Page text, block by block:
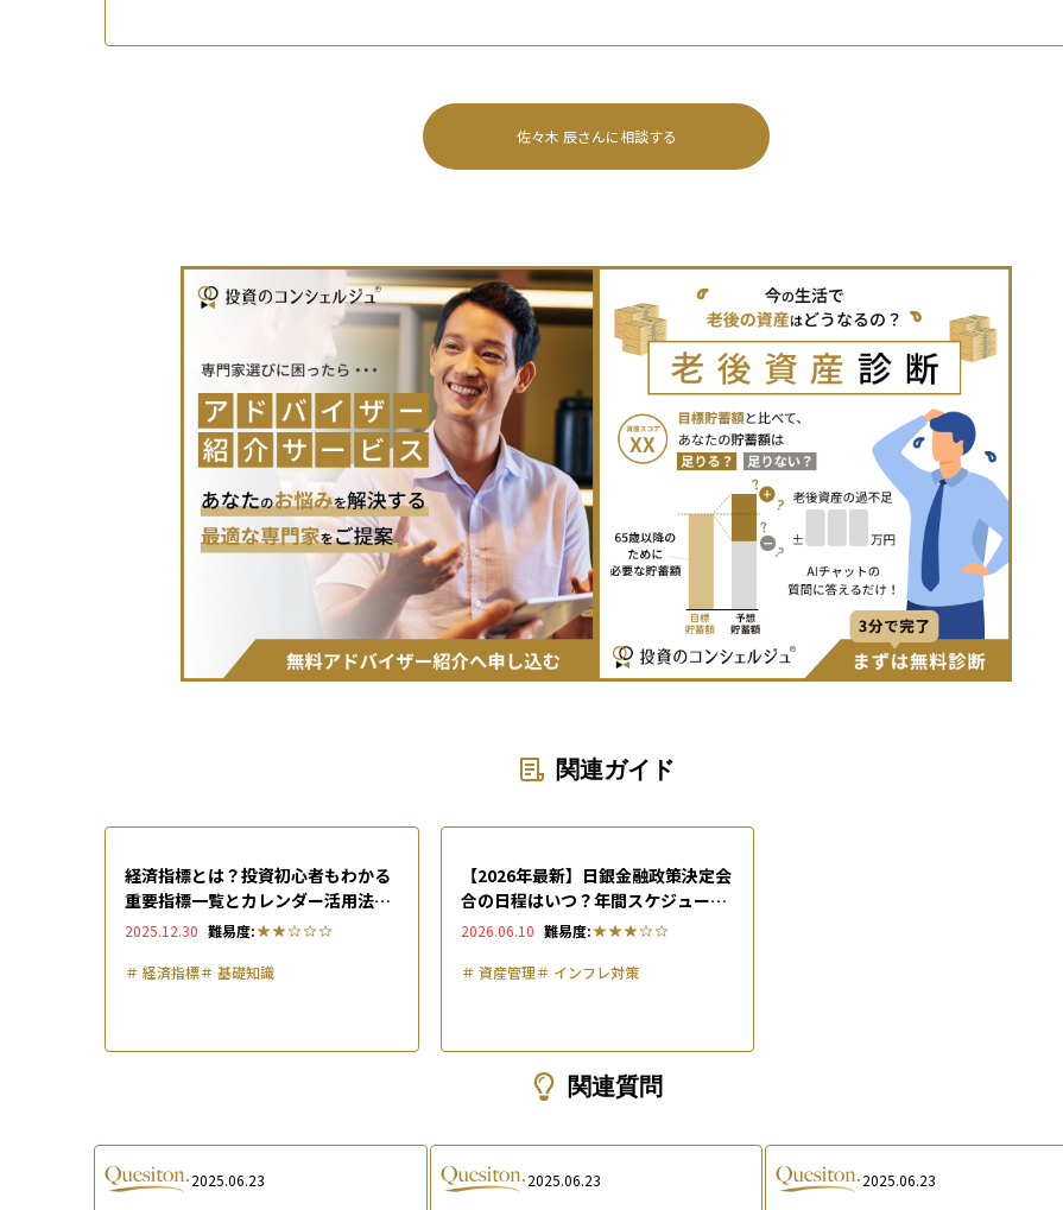
佐々木 辰さんに相談する
関連ガイド
経済指標とは？投資初心者もわかる
重要指標一覧とカレンダー活用法を
徹底解説
2025.12.30 難易度:
＃ 経済指標＃ 基礎知識
【2026年最新】日銀金融政策決定会
合の日程はいつ？年間スケジュール
一覧と株価・為替への影響を解説
2026.06.10 難易度:
＃ 資産管理＃ インフレ対策
関連質問
2025.06.23 2025.06.23 2025.06.23